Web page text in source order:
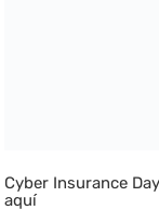
Cyber Insurance
aquí